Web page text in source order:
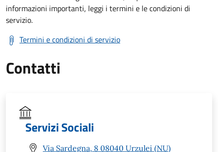
informazioni importanti, leggi i termini e le condizioni di
servizio.
Termini e condizioni di servizio
Contatti
Servizi Sociali
Via Sardegna, 8 08040 Urzulei (NU)